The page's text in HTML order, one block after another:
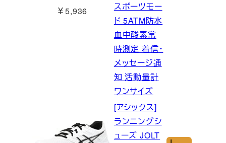
￥5,936
スポーツモー
ド 5ATM防水
血中酸素常
時測定 着信・
メッセージ通
知 活動量計
ワンサイズ
[アシックス]
ランニングシ
ューズ JOLT